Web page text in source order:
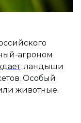
агроном
: ландыши
Особый
животные.